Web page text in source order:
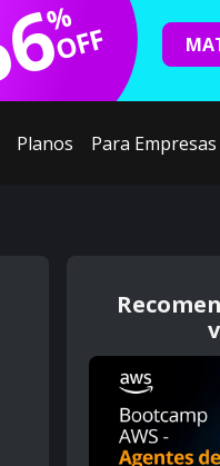
%
OFF
Planos Para Empresas